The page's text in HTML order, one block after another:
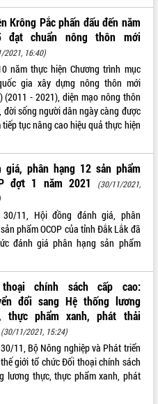
Krông Pắc phấn đấu đến năm
đạt chuẩn nông thôn mới
2021, 16:40)
năm thực hiện Chương trình mục
gia xây dựng nông thôn mới
(2011 - 2021), diện mạo nông thôn
sống người dân ngày càng được
tục nâng cao hiệu quả thực hiện
giá, phân hạng 12 sản phẩm
đợt 1 năm 2021
(30/11/2021,
30/11, Hội đồng đánh giá, phân
phẩm OCOP của tỉnh Đắk Lắk đã
đánh giá phân hạng sản phẩm
chính sách cấp cao:
đổi sang Hệ thống lương
thực phẩm xanh, phát thải
(30/11/2021, 15:24)
11, Bộ Nông nghiệp và Phát triển
giới tổ chức Đối thoại chính sách
lương thực, thực phẩm xanh, phát